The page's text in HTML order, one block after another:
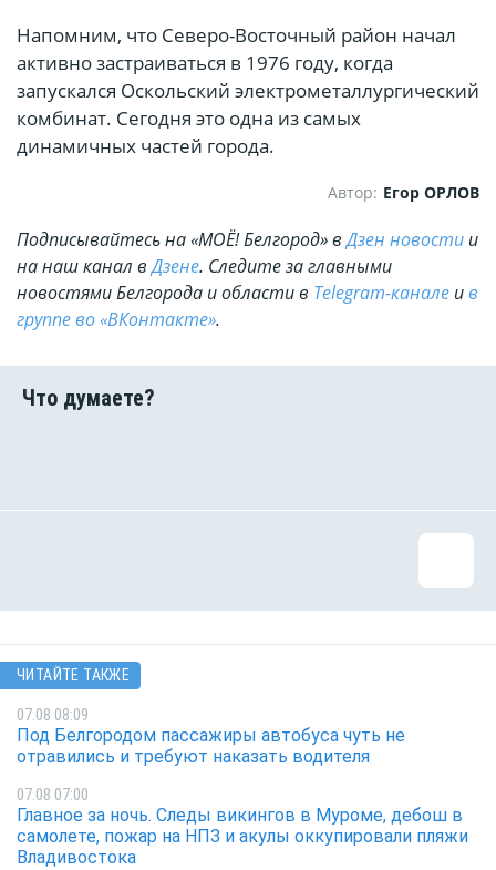
Напомним, что Северо-Восточный район начал
активно застраиваться в 1976 году, когда
запускался Оскольский электрометаллургический
комбинат. Сегодня это одна из самых
динамичных частей города.
Автор: Егор ОРЛОВ
Подписывайтесь на «МОЁ! Белгород» вДзен новости и
на наш канал вДзене. Cледите за главными
новостями Белгорода и области в Telegram-канале ив
группе во «ВКонтакте».
ЧИТАЙТЕ ТАКЖЕ
07.08 08:09
Под Белгородом пассажиры автобуса чуть не
отравились и требуют наказать водителя
07.08 07:00
Главное за ночь. Следы викингов в Муроме, дебош в
самолете, пожар на НПЗ и акулы оккупировали пляжи
Владивостока